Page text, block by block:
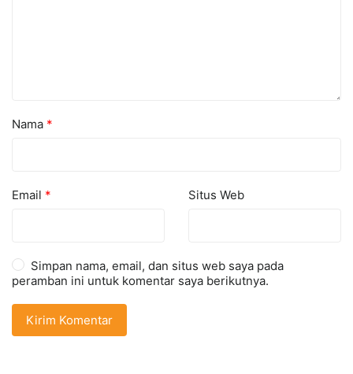
Nama *
Email * Situs Web
Simpan nama, email, dan situs web saya pada
peramban ini untuk komentar saya berikutnya.